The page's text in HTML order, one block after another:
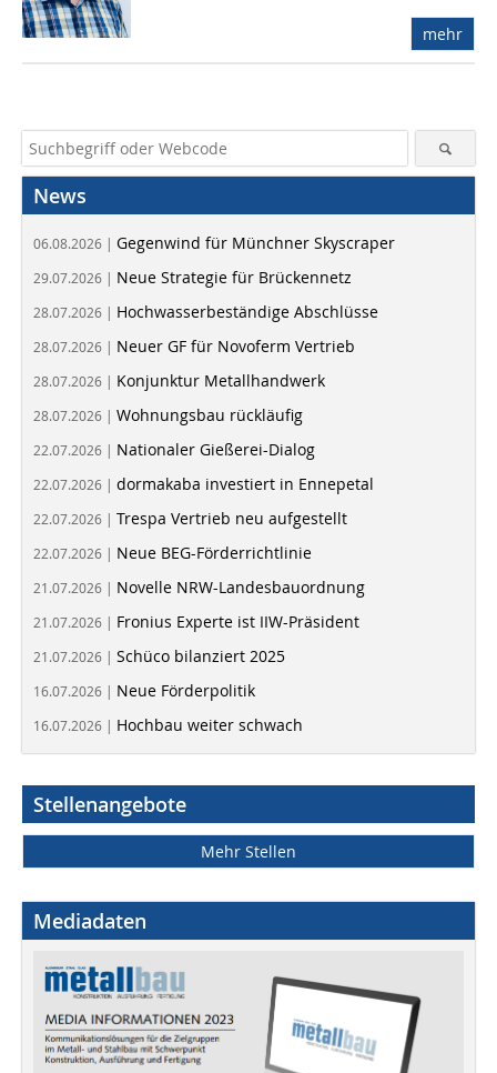
mehr
News
06.08.2026 | Gegenwind für Münchner Skyscraper
29.07.2026 | Neue Strategie für Brückennetz
28.07.2026 | Hochwasserbeständige Abschlüsse
28.07.2026 | Neuer GF für Novoferm Vertrieb
28.07.2026 | Konjunktur Metallhandwerk
28.07.2026 | Wohnungsbau rückläufig
22.07.2026 | Nationaler Gießerei-Dialog
22.07.2026 | dormakaba investiert in Ennepetal
22.07.2026 | Trespa Vertrieb neu aufgestellt
22.07.2026 | Neue BEG-Förderrichtlinie
21.07.2026 | Novelle NRW-Landesbauordnung
21.07.2026 | Fronius Experte ist IIW-Präsident
21.07.2026 | Schüco bilanziert 2025
16.07.2026 | Neue Förderpolitik
16.07.2026 | Hochbau weiter schwach
Stellenangebote
Mehr Stellen
Mediadaten